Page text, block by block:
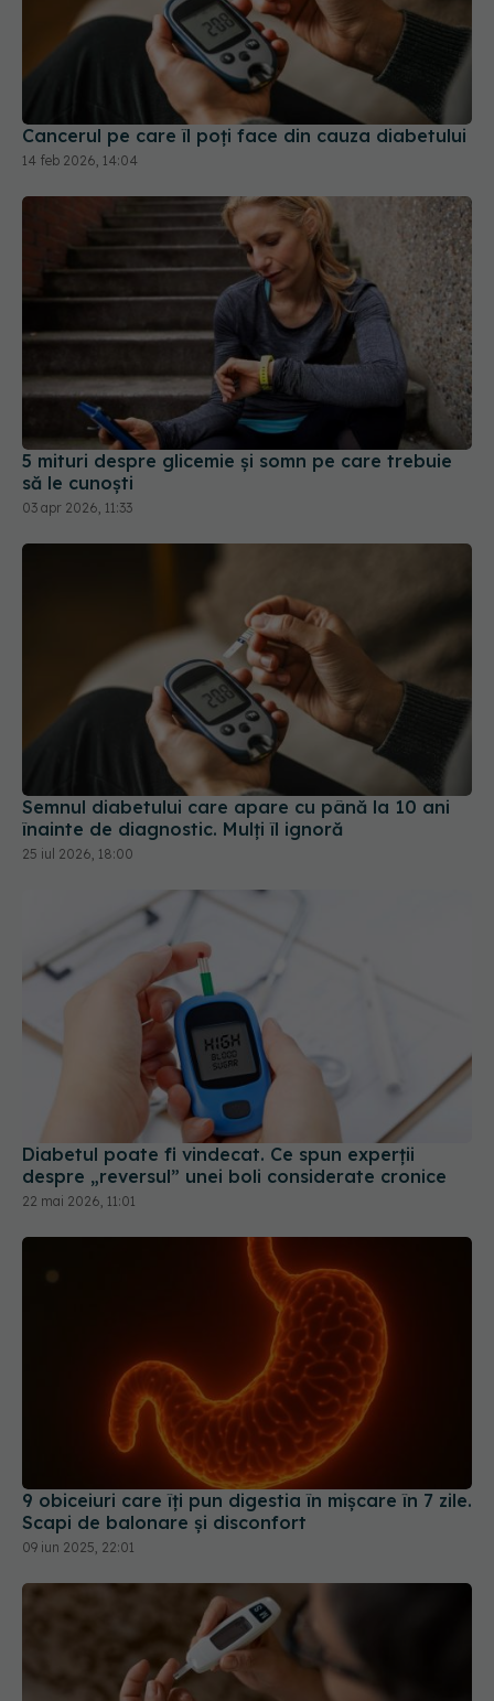
Cancerul pe care îl poți face din cauza diabetului
14 feb 2026, 14:04
5 mituri despre glicemie și somn pe care trebuie
să le cunoști
03 apr 2026, 11:33
Semnul diabetului care apare cu până la 10 ani
înainte de diagnostic. Mulți îl ignoră
Diabetul poate fi vindecat. Ce spun experții
despre „reversul” unei boli considerate cronice
9 obiceiuri care îți pun digestia în mișcare în 7 zile.
Scapi de balonare și disconfort